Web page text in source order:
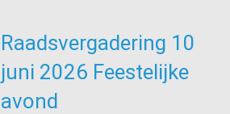
Raadsvergadering 10
juni 2026 Feestelijke
avond